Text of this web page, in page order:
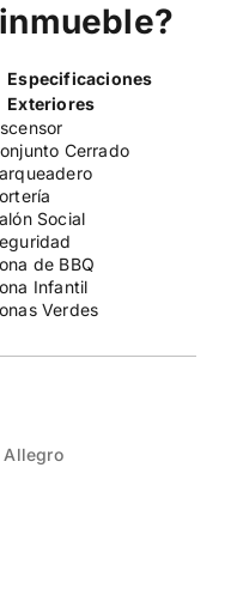
Especificaciones
Exteriores
Cerrado
Social
de BBQ
Infantil
Verdes
Allegro